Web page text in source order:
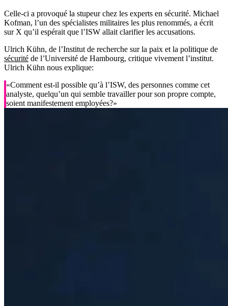
Celle-ci a provoqué la stupeur chez les experts en sécurité. Michael
Kofman, l’un des spécialistes militaires les plus renommés, a écrit
sur X qu’il espérait que l’ISW allait clarifier les accusations.
Ulrich Kühn, de l’Institut de recherche sur la paix et la politique de
sécurité de l’Université de Hambourg, critique vivement l’institut.
Ulrich Kühn nous explique:
«Comment est-il possible qu’à l’ISW, des personnes comme cet
analyste, quelqu’un qui semble travailler pour son propre compte,
soient manifestement employées?»